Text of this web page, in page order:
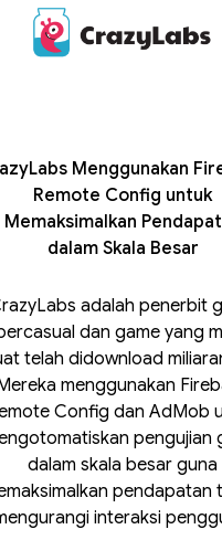
Menggunakan
Remote Config untuk
Memaksimalkan
dalam Skala Besar
adalah penerbit
dan game yang
telah didownload
menggunakan
Config dan AdMob
pengujian
dalam skala besar guna
pendapatan
interaksi